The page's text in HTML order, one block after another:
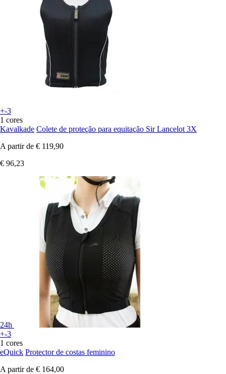
+-3
1 cores
Kavalkade Colete de proteção para equitação Sir Lancelot 3X
A partir de € 119,90
€ 96,23
24h
+-3
1 cores
eQuick Protector de costas feminino
A partir de € 164,00